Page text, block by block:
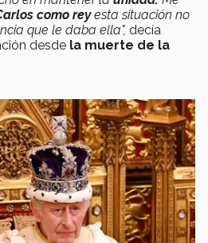
como reyesta situación no
que le daba ella", decía
desde la muerte de la